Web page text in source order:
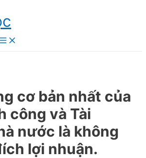
cơ bản nhất của
công và Tài
nước là không
lợi nhuận.